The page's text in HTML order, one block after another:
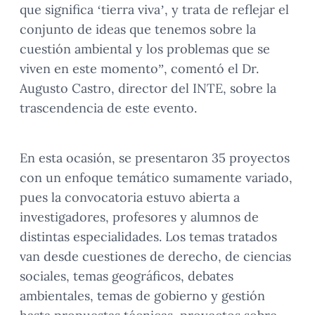
que significa ‘tierra viva’, y trata de reflejar el
conjunto de ideas que tenemos sobre la
cuestión ambiental y los problemas que se
viven en este momento”, comentó el Dr.
Augusto Castro, director del INTE, sobre la
trascendencia de este evento.
En esta ocasión, se presentaron 35 proyectos
con un enfoque temático sumamente variado,
pues la convocatoria estuvo abierta a
investigadores, profesores y alumnos de
distintas especialidades. Los temas tratados
van desde cuestiones de derecho, de ciencias
sociales, temas geográficos, debates
ambientales, temas de gobierno y gestión